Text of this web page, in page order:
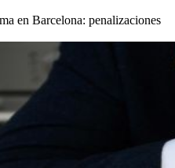
en Barcelona: penalizaciones